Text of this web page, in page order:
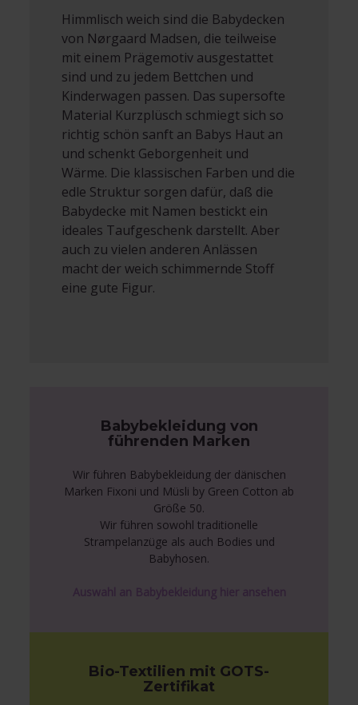
Himmlisch weich sind die Babydecken
von Nørgaard Madsen, die teilweise
mit einem Prägemotiv ausgestattet
sind und zu jedem Bettchen und
Kinderwagen passen. Das supersofte
Material Kurzplüsch schmiegt sich so
richtig schön sanft an Babys Haut an
und schenkt Geborgenheit und
Wärme. Die klassischen Farben und die
edle Struktur sorgen dafür, daß die
Babydecke mit Namen bestickt ein
ideales Taufgeschenk darstellt. Aber
auch zu vielen anderen Anlässen
macht der weich schimmernde Stoff
eine gute Figur.
Babybekleidung von
führenden Marken
Wir führen Babybekleidung der dänischen
Marken Fixoni und Müsli by Green Cotton ab
Größe 50.
Wir führen sowohl traditionelle
Strampelanzüge als auch Bodies und
Babyhosen.
Auswahl an Babybekleidung hier ansehen
Bio-Textilien mit GOTS-
Zertifikat